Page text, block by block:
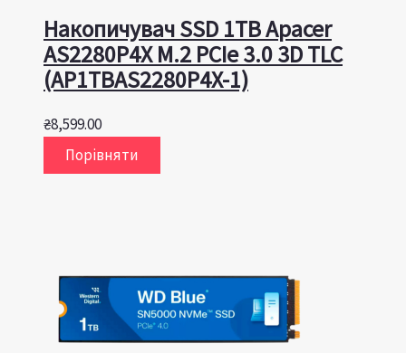
Накопичувач SSD 1TB Apacer
AS2280P4X M.2 PCIe 3.0 3D TLC
(AP1TBAS2280P4X-1)
₴8,599.00
Порівняти